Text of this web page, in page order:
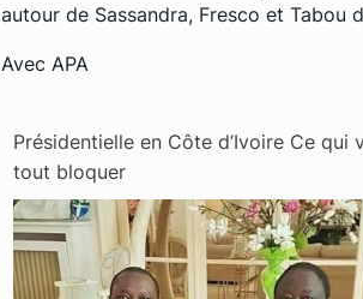
autour de Sassandra, Fresco et Tabou
Avec APA
Présidentielle en Côte d’Ivoire Ce qui
tout bloquer